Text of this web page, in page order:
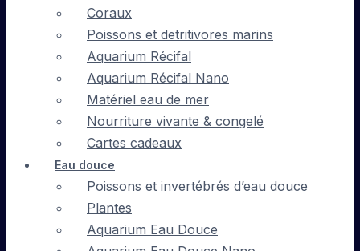
Coraux
Poissons et detritivores marins
Aquarium Récifal
Aquarium Récifal Nano
Matériel eau de mer
Nourriture vivante & congelé
Cartes cadeaux
Eau douce
Poissons et invertébrés d’eau douce
Plantes
Aquarium Eau Douce